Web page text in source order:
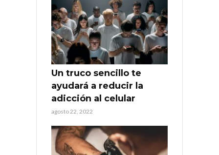
Un truco sencillo te
ayudará a reducir la
adicción al celular
agosto 22, 2022